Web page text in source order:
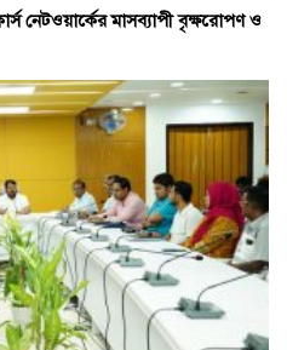
নেটওয়ার্কের মাসব্যাপী বৃক্ষরোপণ ও